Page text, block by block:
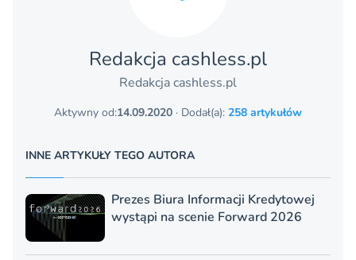
Redakcja cashless.pl
Redakcja cashless.pl
Aktywny od:14.09.2020 · Dodał(a): 258 artykułów
INNE ARTYKUŁY TEGO AUTORA
Prezes Biura Informacji Kredytowej
wystąpi na scenie Forward 2026